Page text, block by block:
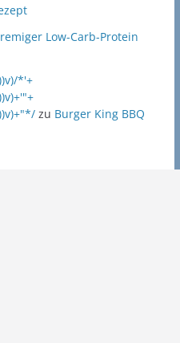
Low-Carb-Protein
*'+
zu Burger King BBQ